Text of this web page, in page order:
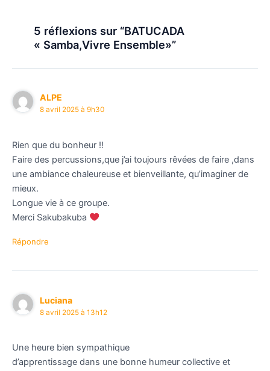
5 réflexions sur “BATUCADA
« Samba,Vivre Ensemble»”
ALPE
8 avril 2025 à 9h30
Rien que du bonheur !!
Faire des percussions,que j’ai toujours rêvées de faire ,dans
une ambiance chaleureuse et bienveillante, qu’imaginer de
mieux.
Longue vie à ce groupe.
Merci Sakubakuba
Répondre
Luciana
8 avril 2025 à 13h12
Une heure bien sympathique
d’apprentissage dans une bonne humeur collective et